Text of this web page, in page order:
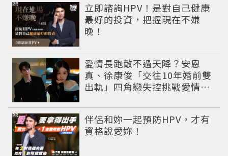
立即諮詢HPV！是對自己健康
最好的投資，把握現在不嫌
晚！
PR
愛情長跑敵不過天降？安恩
真、徐康俊「交往10年婚前雙
出軌」四角戀失控挑戰愛情底
伴侶和妳一起預防HPV，才有
資格說愛妳！
PR